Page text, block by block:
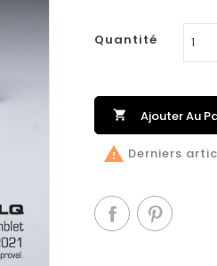
Quantité
 Ajouter Au
 Derniers